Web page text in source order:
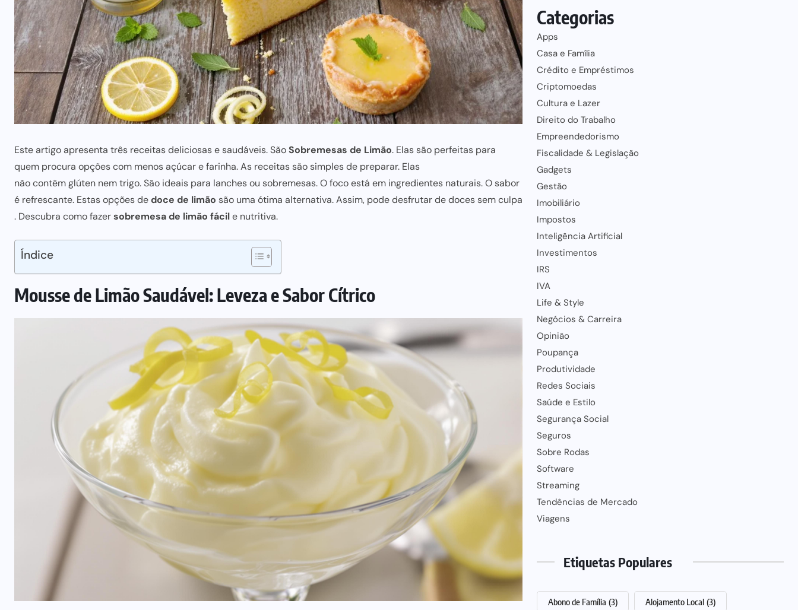
Este artigo apresenta três receitas deliciosas e saudáveis. SãoSobremesas de Limão. Elas são perfeitas para
quem procura opções com menos açúcar e farinha. As receitas são simples de preparar. Elas
não contêm glúten nem trigo. São ideais para lanches ou sobremesas. O foco está em ingredientes naturais. O sabor
é refrescante. Estas opções dedoce de limão são uma ótima alternativa. Assim, pode desfrutar dedoces sem culpa
. Descubra como fazersobremesa de limão fácile nutritiva.
Índice
Mousse de Limão Saudável: Leveza e Sabor Cítrico
Categorias
Apps
Casa e Família
Crédito e Empréstimos
Criptomoedas
Cultura e Lazer
Direito do Trabalho
Empreendedorismo
Fiscalidade & Legislação
Gadgets
Gestão
Imobiliário
Impostos
Inteligência Artificial
Investimentos
IRS
IVA
Life & Style
Negócios & Carreira
Opinião
Poupança
Produtividade
Redes Sociais
Saúde e Estilo
Segurança Social
Seguros
Sobre Rodas
Software
Streaming
Tendências de Mercado
Viagens
Etiquetas Populares
Abono de Família (3) Alojamento Local (3)